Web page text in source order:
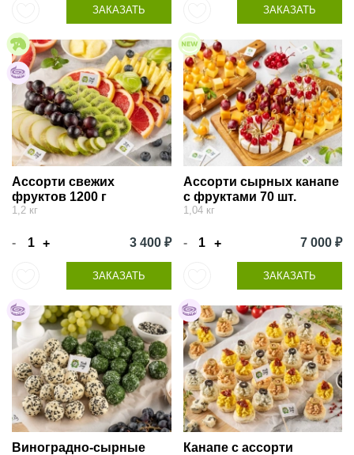
ЗАКАЗАТЬ ЗАКАЗАТЬ
Ассорти свежих
фруктов 1200 г
1,2 кг
- + 3 400 ₽
ЗАКАЗАТЬ
Ассорти сырных канапе
с фруктами 70 шт.
1,04 кг
- + 7 000 ₽
ЗАКАЗАТЬ
Виноградно-сырные
Канапе с ассорти